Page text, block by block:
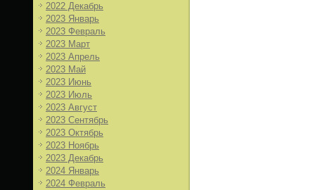
2022 Декабрь
2023 Январь
2023 Февраль
2023 Март
2023 Апрель
2023 Май
2023 Июнь
2023 Июль
2023 Август
2023 Сентябрь
2023 Октябрь
2023 Ноябрь
2023 Декабрь
2024 Январь
2024 Февраль